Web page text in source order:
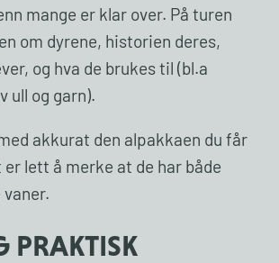
mange er klar over. På turen
om dyrene, historien deres,
og hva de brukes til (bl.a
ull og garn).
akkurat den alpakkaen du får
er lett å merke at de har både
vaner.
PRAKTISK